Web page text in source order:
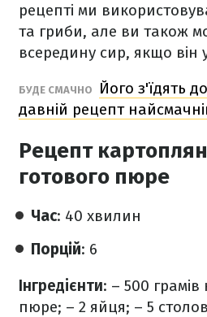
рецепті ми
та гриби, але ви також
всередину сир, якщо він
БУДЕ СМАЧНО
Його з'їдять
давній рецепт
Рецепт
готового пюре
Час: 40 хвилин
Порцій: 6
Інгредієнти: – 500
пюре; – 2 яйця; – 5